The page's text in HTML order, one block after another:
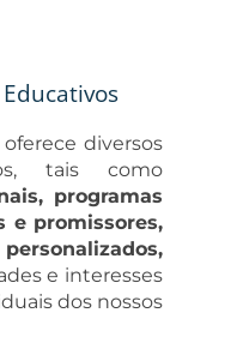
diversos
tais como
programas
e promissores,
e interesses
dos nossos